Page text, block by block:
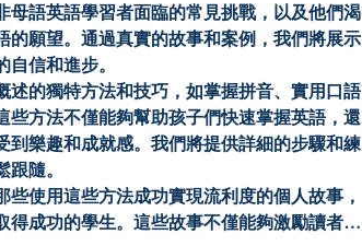
母語英語學習者面臨的常見挑戰，以及他們渴
的願望。通過真實的故事和案例，我們將展示
信和進步。
述的獨特方法和技巧，如掌握拼音、實用口語
些方法不僅能夠幫助孩子們快速掌握英語，還
到樂趣和成就感。我們將提供詳細的步驟和練
隨。
使用這些方法成功實現流利度的個人故事，
得成功的學生。這些故事不僅能夠激勵讀者，